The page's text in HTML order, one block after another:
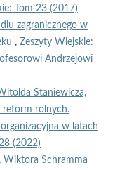
Tom 23 (2017)
zagranicznego w
, Zeszyty Wiejskie:
Andrzejowi
Staniewicza,
reform rolnych.
w latach
(2022)
Wiktora Schramma